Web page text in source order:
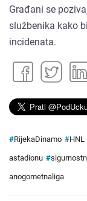
Građani se
službenika kako
incidenata.
#RijekaDinamo #HNL
astadionu #
anogometnaliga